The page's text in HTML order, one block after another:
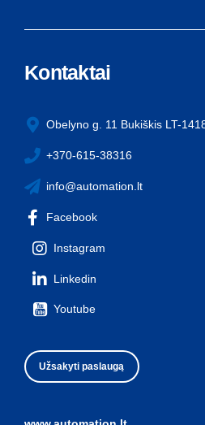
Kontaktai
Obelyno g. 11 Bukiškis LT-
+370-615-38316
info@automation.lt
Facebook
Instagram
Linkedin
Youtube
Užsakyti paslaugą